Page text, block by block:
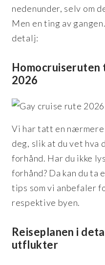
nedenunder, selv om
Men en ting av
detalj:
Homocruiseruten
2026
Vi har tatt en
deg, slik at du vet hva
forhånd. Har du ikke
forhånd? Da kan du
tips som vi anbefaler
respektive byen.
Reiseplanen i
utflukter